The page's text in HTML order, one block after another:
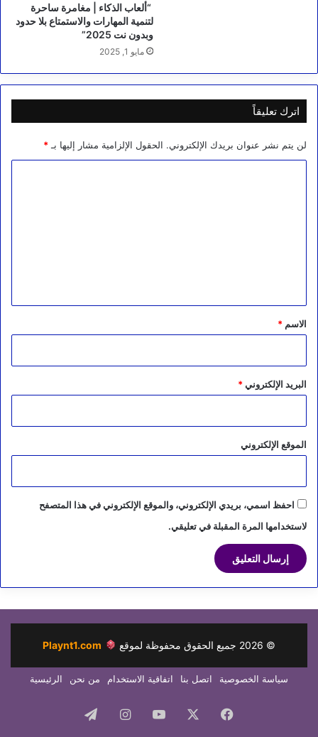
“ألعاب الذكاء | مغامرة ساحرة
لتنمية المهارات والاستمتاع بلا حدود
وبدون نت 2025”
مايو 1, 2025
اترك تعليقاً
لن يتم نشر عنوان بريدك الإلكتروني. الحقول الإلزامية مشار إليها بـ *
*
الاسم *
البريد الإلكتروني*
الموقع الإلكتروني
احفظ اسمي، بريدي الإلكتروني، والموقع الإلكتروني في هذا المتصفح
لاستخدامها المرة المقبلة في تعليقي.
©
2026 جميع الحقوق محفوظة لموقع Playnt1.com
سياسة الخصوصية اتصل بنا اتفاقية الاستخدام من نحن الرئيسية
فيسبوك ‫YouTubeانستقرامتيلقرام